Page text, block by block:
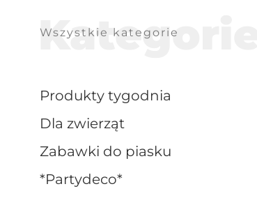
Kategorie
Wszystkie kategorie
produkty tygodnia
dla zwierząt
zabawki do piasku
*partydeco*